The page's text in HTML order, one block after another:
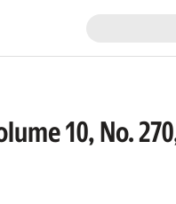
10, No.